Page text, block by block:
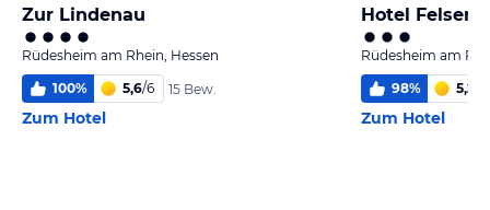
Zur Lindenau
Rüdesheim am Rhein, Hessen
100% 5,6/6 15 Bew.
Zum Hotel
Hotel
Rüdesheim am
98% 5,2
Zum Hotel